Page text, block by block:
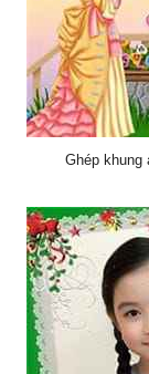
Ghép khung